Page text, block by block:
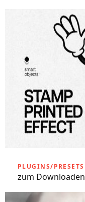
PLUGINS/PRESETS
zum Downloaden